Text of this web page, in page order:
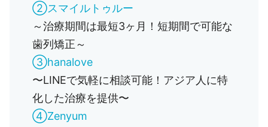
②スマイルトゥルー
～治療期間は最短3ヶ月！短期間で可能な
歯列矯正～
③hanalove
〜LINEで気軽に相談可能！アジア人に特
化した治療を提供〜
④Zenyum